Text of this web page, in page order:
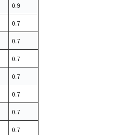
0.9
0.7
0.7
0.7
0.7
0.7
0.7
0.7